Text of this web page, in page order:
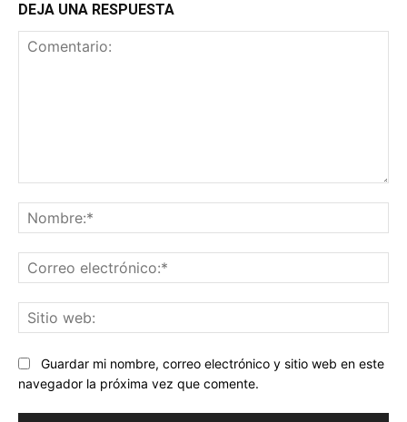
DEJA UNA RESPUESTA
Guardar mi nombre, correo electrónico y sitio web en este
navegador la próxima vez que comente.